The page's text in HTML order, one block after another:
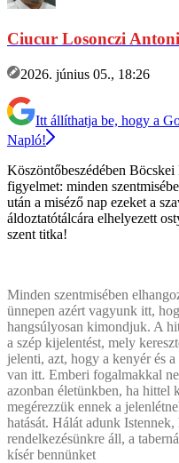
Ciucur Losonczi
2026. június 05., 18:26
Itt állíthatja be, hogy a
Napló!
Köszöntőbeszédében
figyelmet: minden
után a miséző nap ezeket a
áldoztatótálcára elhelyezett
szent titka!
Minden szentmisében
ünnepen azért vagyunk itt,
hangsúlyosan kimondjuk. A
a szép kijelentést, mely
jelenti, azt, hogy a kenyér és
van itt. Emberi fogalmakkal
azonban életünkben, ha
megérezzük ennek a
hatását. Hálát adunk
rendelkezésünkre áll, a
kísér bennünket